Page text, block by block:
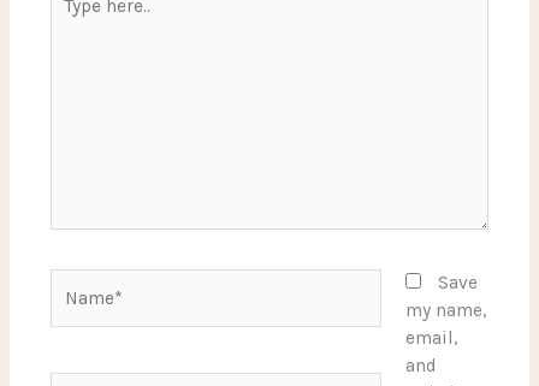
here..
Save
my name,
email,
and